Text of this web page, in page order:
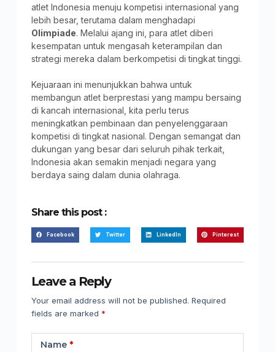
atlet Indonesia menuju kompetisi internasional yang
lebih besar, terutama dalam menghadapi
Olimpiade. Melalui ajang ini, para atlet diberi
kesempatan untuk mengasah keterampilan dan
strategi mereka dalam berkompetisi di tingkat tinggi.
Kejuaraan ini menunjukkan bahwa untuk
membangun atlet berprestasi yang mampu bersaing
di kancah internasional, kita perlu terus
meningkatkan pembinaan dan penyelenggaraan
kompetisi di tingkat nasional. Dengan semangat dan
dukungan yang besar dari seluruh pihak terkait,
Indonesia akan semakin menjadi negara yang
berdaya saing dalam dunia olahraga.
Share this post :
Facebook Twitter LinkedIn Pinterest
Leave a Reply
Your email address will not be published. Required
fields are marked *
Name*